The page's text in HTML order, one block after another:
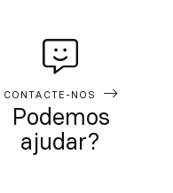
CONTACTE-NOS
Podemos
ajudar?